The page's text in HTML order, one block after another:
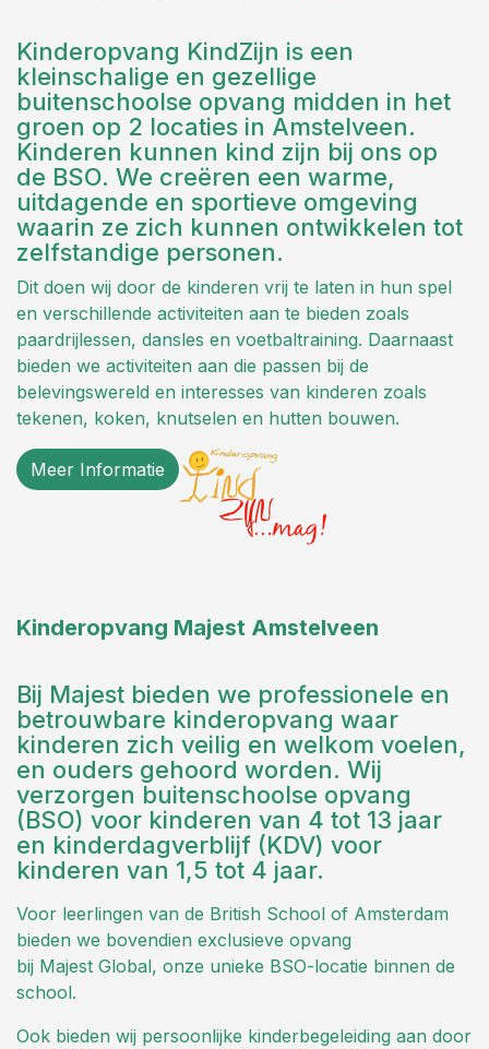
Kinderopvang KindZijn is een
kleinschalige en gezellige
buitenschoolse opvang midden in het
groen op 2 locaties in Amstelveen.
Kinderen kunnen kind zijn bij ons op
de BSO. We creëren een warme,
uitdagende en sportieve omgeving
waarin ze zich kunnen ontwikkelen tot
zelfstandige personen.
Dit doen wij door de kinderen vrij te laten in hun spel
en verschillende activiteiten aan te bieden zoals
paardrijlessen, dansles en voetbaltraining. Daarnaast
bieden we activiteiten aan die passen bij de
belevingswereld en interesses van kinderen zoals
tekenen, koken, knutselen en hutten bouwen.
Meer Informatie
Kinderopvang Majest Amstelveen
Bij Majest bieden we professionele en
betrouwbare kinderopvang waar
kinderen zich veilig en welkom voelen,
en ouders gehoord worden. Wij
verzorgen buitenschoolse opvang
(BSO) voor kinderen van 4 tot 13 jaar
en kinderdagverblijf (KDV) voor
kinderen van 1,5 tot 4 jaar.
Voor leerlingen van de British School of Amsterdam
bieden we bovendien exclusieve opvang
bij Majest Global, onze unieke BSO-locatie binnen de
school.
Ook bieden wij persoonlijke kinderbegeleiding aan door